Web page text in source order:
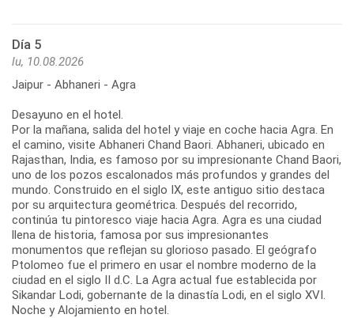
Día 5
lu, 10.08.2026
Jaipur - Abhaneri - Agra
Desayuno en el hotel.
Por la mañana, salida del hotel y viaje en coche hacia Agra. En
el camino, visite Abhaneri Chand Baori. Abhaneri, ubicado en
Rajasthan, India, es famoso por su impresionante Chand Baori,
uno de los pozos escalonados más profundos y grandes del
mundo. Construido en el siglo IX, este antiguo sitio destaca
por su arquitectura geométrica. Después del recorrido,
continúa tu pintoresco viaje hacia Agra. Agra es una ciudad
llena de historia, famosa por sus impresionantes
monumentos que reflejan su glorioso pasado. El geógrafo
Ptolomeo fue el primero en usar el nombre moderno de la
ciudad en el siglo II d.C. La Agra actual fue establecida por
Sikandar Lodi, gobernante de la dinastía Lodi, en el siglo XVI.
Noche y Alojamiento en hotel.